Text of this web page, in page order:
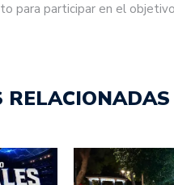
para participar en el
RELACIONADAS